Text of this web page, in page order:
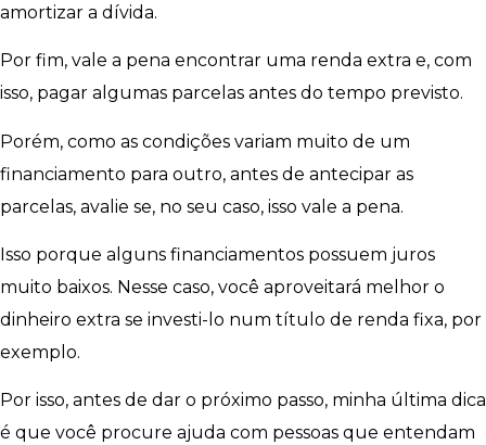
amortizar a dívida.
Por fim, vale a pena encontrar uma renda extra e, com
isso, pagar algumas parcelas antes do tempo previsto.
Porém, como as condições variam muito de um
financiamento para outro, antes de antecipar as
parcelas, avalie se, no seu caso, isso vale a pena.
Isso porque alguns financiamentos possuem juros
muito baixos. Nesse caso, você aproveitará melhor o
dinheiro extra se investi-lo num título de renda fixa, por
exemplo.
Por isso, antes de dar o próximo passo, minha última dica
é que você procure ajuda com pessoas que entendam